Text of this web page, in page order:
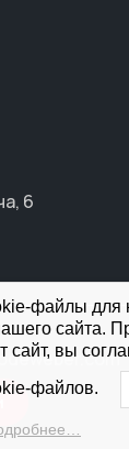
6
файлы для
сайта.
сайт, вы
файлов.